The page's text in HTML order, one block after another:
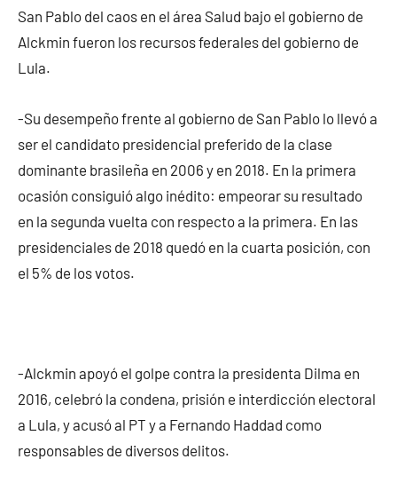
San Pablo del caos en el área Salud bajo el gobierno de
Alckmin fueron los recursos federales del gobierno de
Lula.
-Su desempeño frente al gobierno de San Pablo lo llevó a
ser el candidato presidencial preferido de la clase
dominante brasileña en 2006 y en 2018. En la primera
ocasión consiguió algo inédito: empeorar su resultado
en la segunda vuelta con respecto a la primera. En las
presidenciales de 2018 quedó en la cuarta posición, con
el 5% de los votos.
-Alckmin apoyó el golpe contra la presidenta Dilma en
2016, celebró la condena, prisión e interdicción electoral
a Lula, y acusó al PT y a Fernando Haddad como
responsables de diversos delitos.